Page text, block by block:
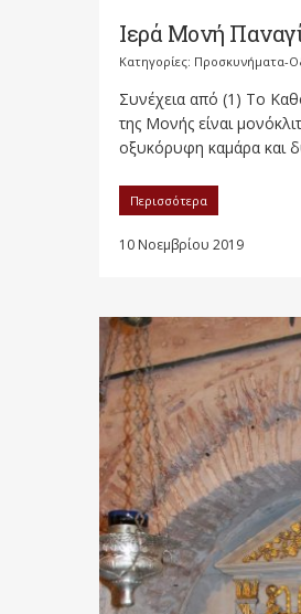
Ιερά Μονή
Κατηγορίες: Προσκυνήματα-
Συνέχεια από (1) Το
της Μονής είναι
οξυκόρυφη καμάρα και
Περισσότερα
10 Νοεμβρίου 2019